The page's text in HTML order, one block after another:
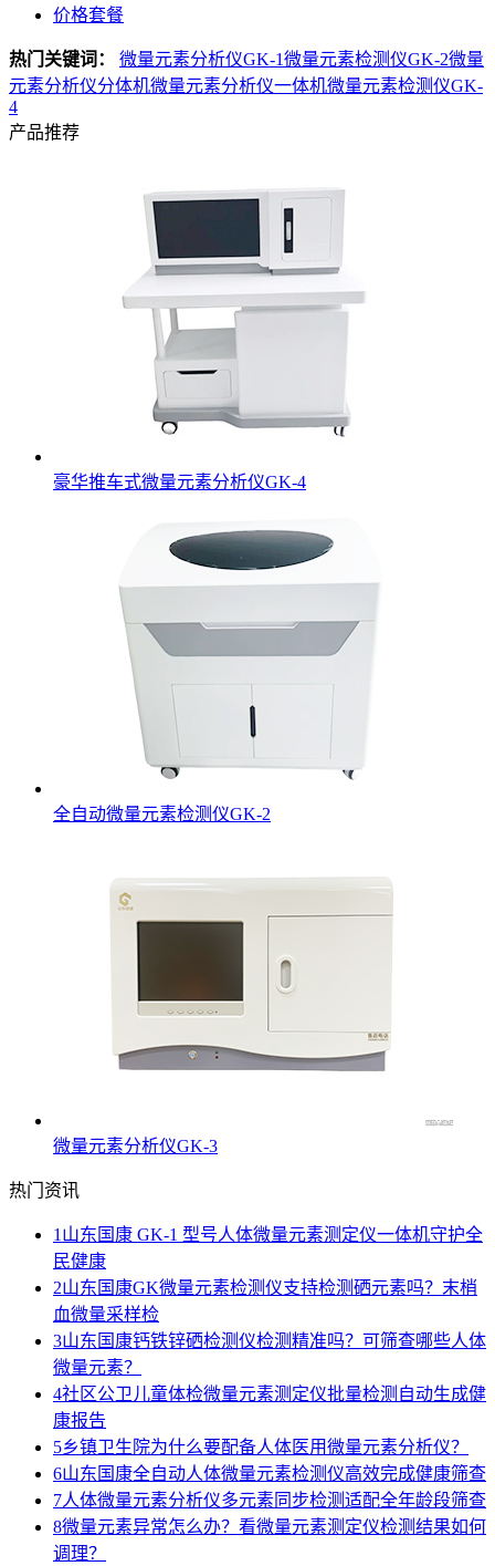
价格套餐
热门关键词： 微量元素分析仪GK-1微量元素检测仪GK-2微量
元素分析仪分体机微量元素分析仪一体机微量元素检测仪GK-
4
产品推荐
豪华推车式微量元素分析仪GK-4
全自动微量元素检测仪GK-2
微量元素分析仪GK-3
热门资讯
1 山东国康 GK-1 型号人体微量元素测定仪一体机守护全
民健康
2山东国康GK微量元素检测仪支持检测硒元素吗？末梢
血微量采样检
3山东国康钙铁锌硒检测仪检测精准吗？可筛查哪些人体
微量元素？
4社区公卫儿童体检微量元素测定仪批量检测自动生成健
康报告
5乡镇卫生院为什么要配备人体医用微量元素分析仪？
6山东国康全自动人体微量元素检测仪高效完成健康筛查
7人体微量元素分析仪多元素同步检测适配全年龄段筛查
8微量元素异常怎么办？看微量元素测定仪检测结果如何
调理？